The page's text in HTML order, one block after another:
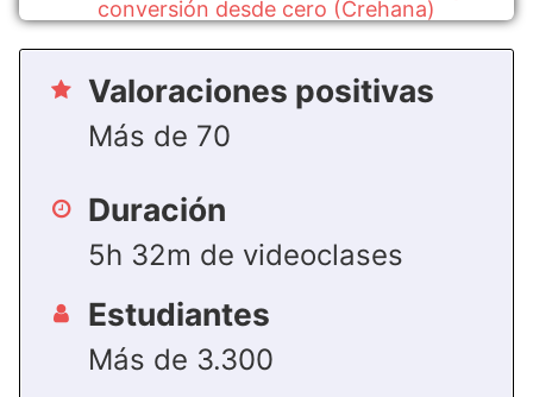
Valoraciones positivas
Más de 70
Duración
5h 32m de videoclases
Estudiantes
Más de 3.300